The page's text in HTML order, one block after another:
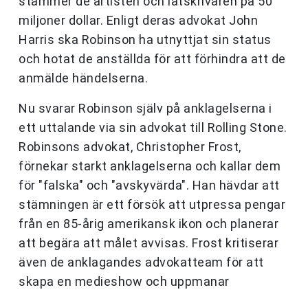
miljoner dollar. Enligt deras advokat John
Harris ska Robinson ha utnyttjat sin status
och hotat de anställda för att förhindra att de
anmälde händelserna.
Nu svarar Robinson själv på anklagelserna i
ett uttalande via sin advokat till Rolling Stone.
Robinsons advokat, Christopher Frost,
förnekar starkt anklagelserna och kallar dem
för "falska" och "avskyvärda". Han hävdar att
stämningen är ett försök att utpressa pengar
från en 85-årig amerikansk ikon och planerar
att begära att målet avvisas. Frost kritiserar
även de anklagandes advokatteam för att
skapa en medieshow och uppmanar